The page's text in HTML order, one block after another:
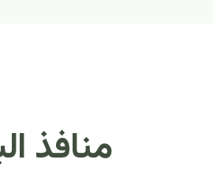
منافذ